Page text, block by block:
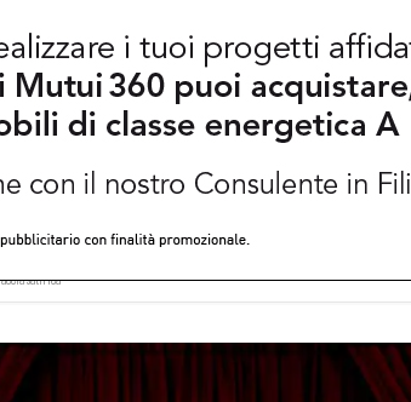
E SAN GIOVANNI DI DUINO: FIAMME A RIDOSSO DELLA STATALE 14
FRIULI VENEZIA GIULIA DI DOMENICA 9 AGOSTO
satirica